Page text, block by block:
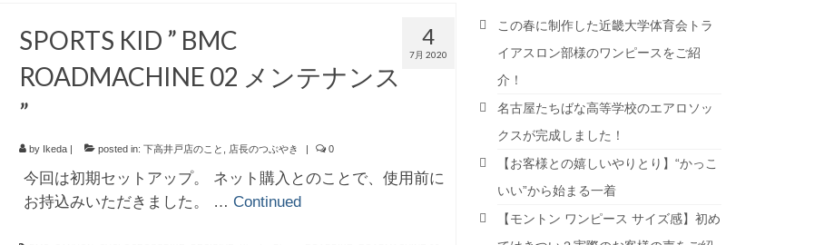
4
7月 2020
SPORTS KID ” BMC
ROADMACHINE 02 メンテナンス
”
by Ikeda| posted in: 下高井戸店のこと 店長のつぶやき | 0
今回は初期セットアップ。 ネット購入とのことで、使用前に
お持込みいただきました。 … Continued
この春に制作した近畿大学体育会トラ
イアスロン部様のワンピースをご紹
介！
名古屋たちばな高等学校のエアロソッ
クスが完成しました！
【お客様との嬉しいやりとり】“かっこ
いい”から始まる一着
【モントン ワンピース サイズ感】初め